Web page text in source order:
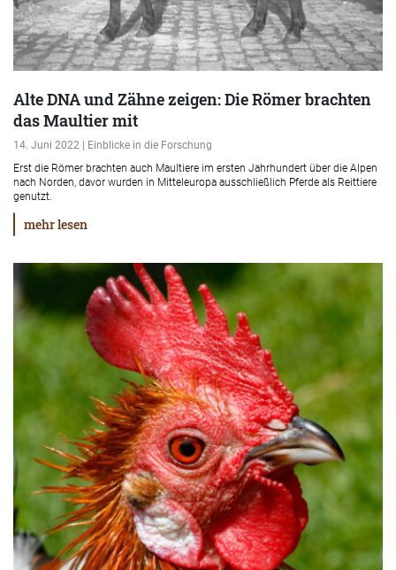
Alte DNA und Zähne zeigen: Die Römer brachten
das Maultier mit
14. Juni 2022 | Einblicke in die Forschung
Erst die Römer brachten auch Maultiere im ersten Jahrhundert über die Alpen
nach Norden, davor wurden in Mitteleuropa ausschließlich Pferde als Reittiere
genutzt.
mehr lesen